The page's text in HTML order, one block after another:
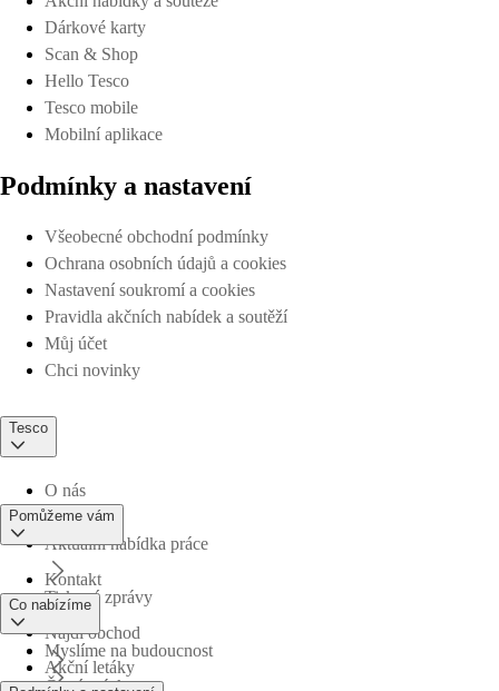
Dárkové karty
Scan & Shop
Hello Tesco
Tesco mobile
Mobilní aplikace
Podmínky a nastavení
Všeobecné obchodní podmínky
Ochrana osobních údajů a cookies
Nastavení soukromí a cookies
Pravidla akčních nabídek a soutěží
Můj účet
Chci novinky
Tesco
O nás
Aktuální nabídka práce
Tiskové zprávy
Myslíme na budoucnost
Pomůžeme vám
Kontakt
Najdi obchod
Časté otázky
Co nabízíme
Akční letáky